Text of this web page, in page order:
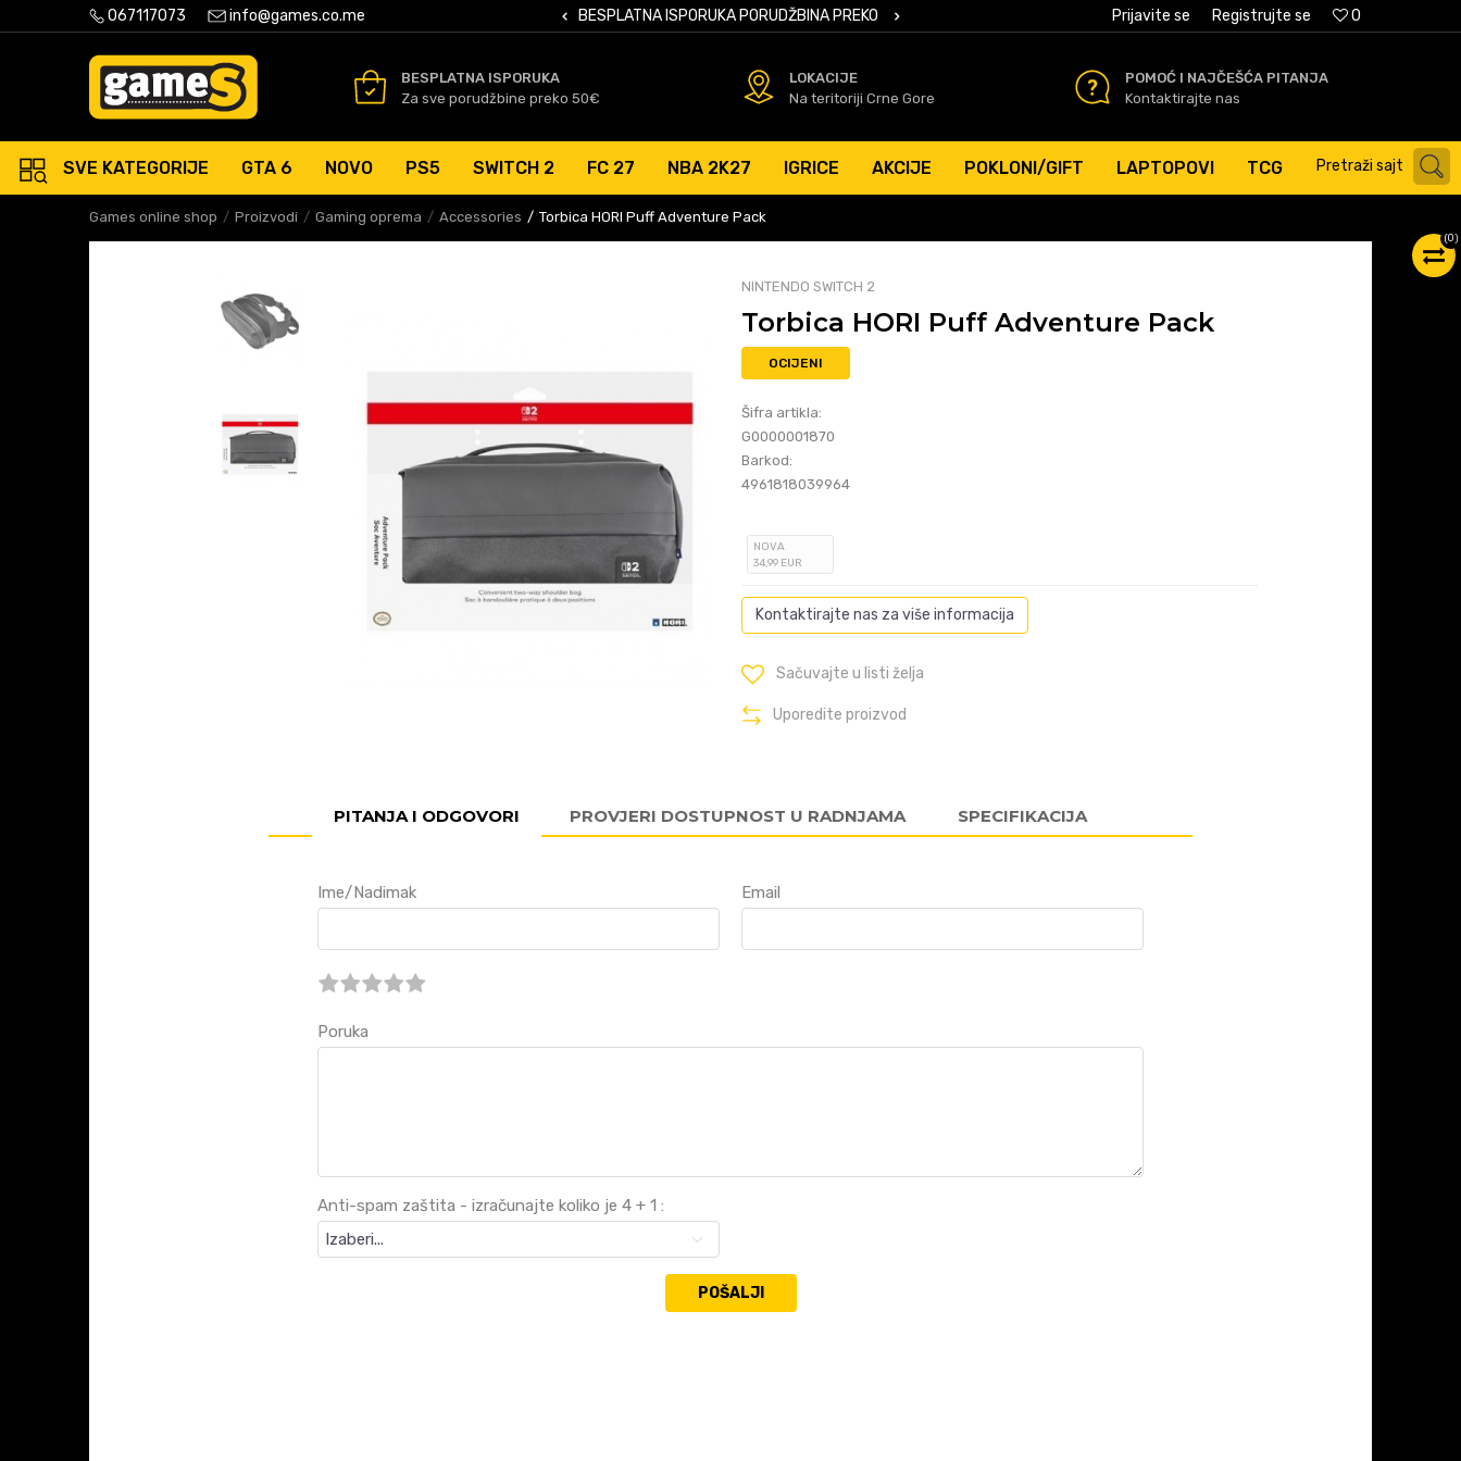
067117073 info@games.co.me
ISPORUKA PORUDŽBINA PREKO 50 EURSIGURNO PLAĆANJE PLATNIM KARTICAMA BESPLATNA ISPORUKA PORUDŽBINA PREKO 50 EURSIGURNO PLAĆANJE PLATNIM KARTICAMA 0
Prijavite se Registrujte se
BESPLATNA ISPORUKA
Za sve porudžbine preko 50€
LOKACIJE
Na teritoriji Crne Gore
POMOĆ I NAJČEŠĆA PITANJA
Kontaktirajte nas
SVE KATEGORIJE GTA 6 NOVO PS5 SWITCH 2 FC 27 NBA 2K27 IGRICE AKCIJE POKLONI/GIFT LAPTOPOVI TCG Pretraži sajt
Games online shop Proizvodi Gaming oprema Accessories Torbica HORI Puff Adventure Pack
(0)
NINTENDO SWITCH 2
Torbica HORI Puff Adventure Pack
OCIJENI
Šifra artikla:
G0000001870
Barkod:
4961818039964
NOVA
34,99 EUR
Kontaktirajte nas za više informacija
Sačuvajte u listi želja
Uporedite proizvod
PITANJA I ODGOVORI PROVJERI DOSTUPNOST U RADNJAMA SPECIFIKACIJA
Ime/Nadimak Email
Poruka
Anti-spam zaštita - izračunajte koliko je 4 + 1 :
POŠALJI